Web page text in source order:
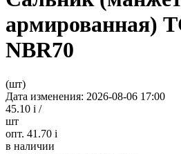
армированная)
NBR70
(шт)
Дата изменения: 2026-08-06 17:00
45.10 i /
шт
опт. 41.70 i
в наличии